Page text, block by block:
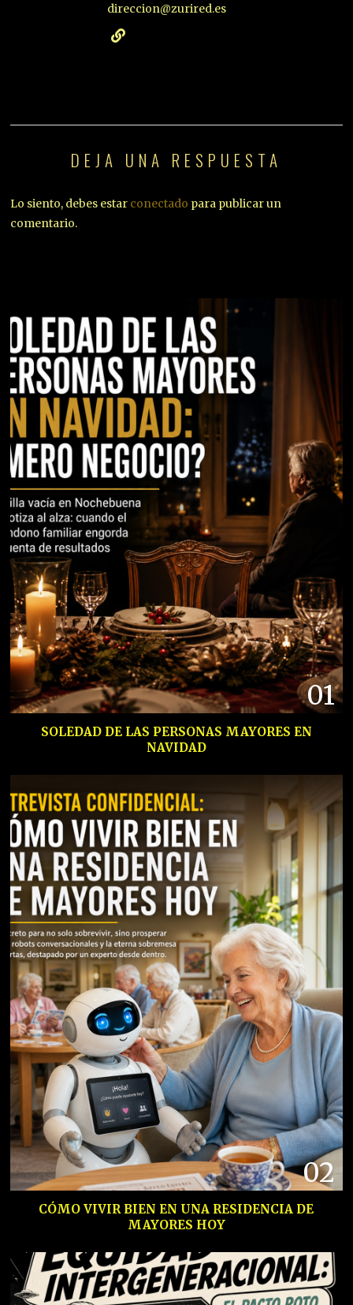
direccion@zurired.es
DEJA UNA RESPUESTA
Lo siento, debes estar conectado para publicar un
comentario.
01
SOLEDAD DE LAS PERSONAS MAYORES EN
NAVIDAD
02
CÓMO VIVIR BIEN EN UNA RESIDENCIA DE
MAYORES HOY